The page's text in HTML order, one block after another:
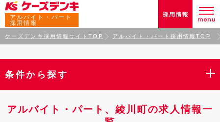
アルバイト・パート
採用情報
ケーズデンキ採用情報サイトTOP アルバイト・パート採用情報TOP
条件から探す
アルバイト・パート、綾川町の求人情報一